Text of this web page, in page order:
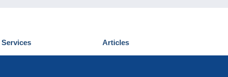
Services
Découvrir Delcampe
Articles